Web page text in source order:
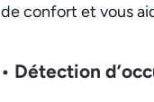
de confort et vous
• Détection